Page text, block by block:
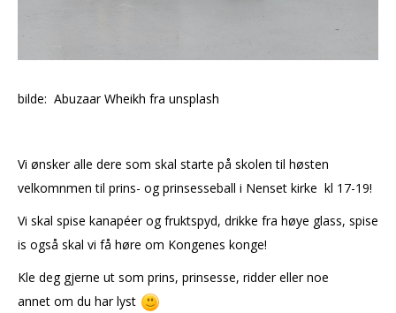
bilde: Abuzaar Wheikh fra unsplash
Vi ønsker alle dere som skal starte på skolen til høsten
velkomnmen til prins- og prinsesseball i Nenset kirke kl 17-19!
Vi skal spise kanapéer og fruktspyd, drikke fra høye glass, spise
is også skal vi få høre om Kongenes konge!
Kle deg gjerne ut som prins, prinsesse, ridder eller noe
annet om du har lyst